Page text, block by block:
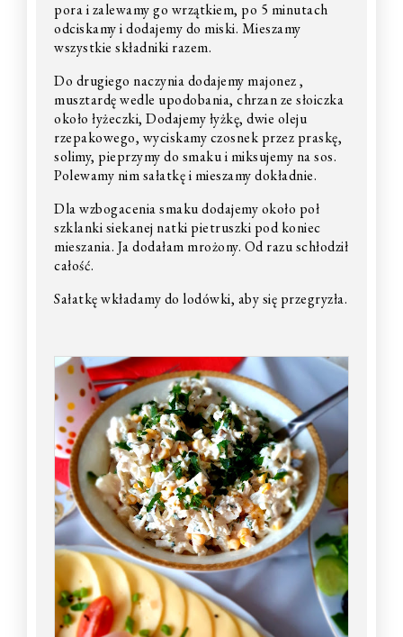
pora i zalewamy go wrzątkiem, po 5 minutach
odciskamy i dodajemy do miski. Mieszamy
wszystkie składniki razem.
Do drugiego naczynia dodajemy majonez ,
musztardę wedle upodobania, chrzan ze słoiczka
około łyżeczki, Dodajemy łyżkę, dwie oleju
rzepakowego, wyciskamy czosnek przez praskę,
solimy, pieprzymy do smaku i miksujemy na sos.
Polewamy nim sałatkę i mieszamy dokładnie.
Dla wzbogacenia smaku dodajemy około poł
szklanki siekanej natki pietruszki pod koniec
mieszania. Ja dodałam mrożony. Od razu schłodził
całość.
Sałatkę wkładamy do lodówki, aby się przegryzła.